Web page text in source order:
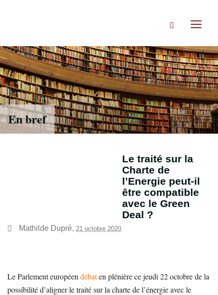
Rechercher
En bref
Le traité sur la
Charte de
l’Energie peut-il
être compatible
avec le Green
Deal ?
Mathilde Dupré, 21 octobre 2020
Le Parlement européen débaten plénière ce jeudi 22 octobre de la
possibilité d’aligner le traité sur la charte de l’énergie avec le